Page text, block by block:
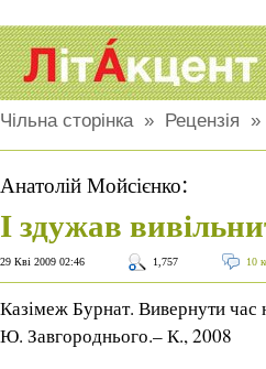
Чільна сторінка» Рецензія »
Анатолій Мойсієнко:
І здужав
29 Кві 2009 02:46 1,757 10
Казімеж Бурнат. Вивернути час
Ю. Завгороднього.– К., 2008